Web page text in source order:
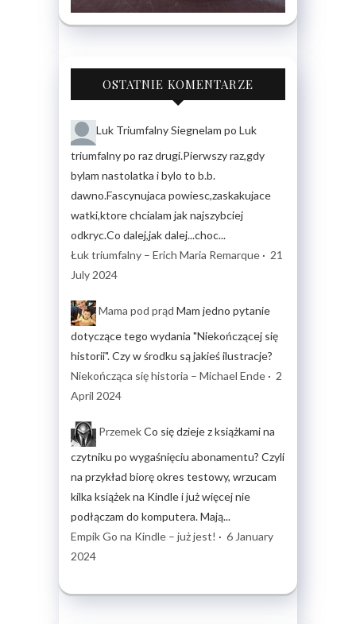
OSTATNIE KOMENTARZE
Luk TriumfalnySiegnelam po Luk
triumfalny po raz drugi.Pierwszy raz,gdy
bylam nastolatka i bylo to b.b.
dawno.Fascynujaca powiesc,zaskakujace
watki,ktore chcialam jak najszybciej
odkryc.Co dalej,jak dalej...choc...
Łuk triumfalny – Erich Maria Remarque · 21
July 2024
Mama pod prąd Mam jedno pytanie
dotyczące tego wydania "Niekończącej się
historii". Czy w środku są jakieś ilustracje?
Niekończąca się historia – Michael Ende · 2
April 2024
PrzemekCo się dzieje z książkami na
czytniku po wygaśnięciu abonamentu? Czyli
na przykład biorę okres testowy, wrzucam
kilka książek na Kindle i już więcej nie
podłączam do komputera. Mają...
Empik Go na Kindle – już jest! · 6 January
2024